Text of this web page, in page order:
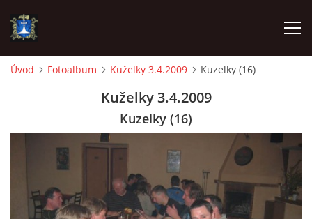
INFORMACE JEDNOTKY »
Úvod Fotoalbum Kuželky 3.4.2009 Kuzelky (16)
Kuželky 3.4.2009
Kuzelky (16)